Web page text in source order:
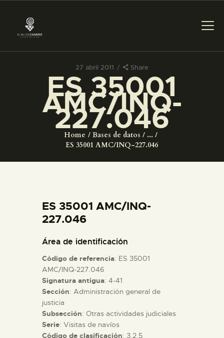
27 abril 2011 Share
ES 35001
AMC/INQ-
227.046
Home Bases de datos
...
ES 35001 AMC/INQ-227.046
PREPARAR LA VISITA
ACTIVIDADES
COLECCIONES
ESPAÑOL
PREPARAR LA VISITA
ACTIVIDADES
ES 35001 AMC/INQ-
227.046
Área de identificación
Código de referencia: ES 35001
AMC/INQ-227.046
Signatura antigua: 4-41
Sección: Administración general de
justicia
Subsección: Otras actividades judiciales
Serie: Visitas de navíos
Código de clasificación: 3.2.5